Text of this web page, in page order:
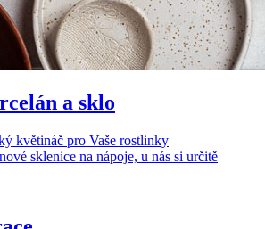
a sklo
květináč pro Vaše rostlinky
sklenice na nápoje, u nás si určitě